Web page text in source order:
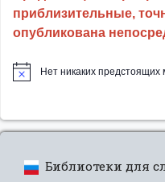
приблизительные,
опубликована
Нет никаких
Библиотеки для